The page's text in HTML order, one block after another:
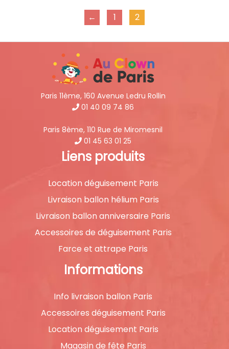
← 1 2
Paris 11ème, 160 Avenue Ledru Rollin
01 40 09 74 86
Paris 8ème, 110 Rue de Miromesnil
01 45 63 01 25
Liens produits
Location déguisement Paris
Livraison ballon hélium Paris
Livraison ballon anniversaire Paris
Accessoires de déguisement Paris
Farce et attrape Paris
Informations
Info livraison ballon Paris
Accessoires déguisement Paris
Location déguisement Paris
Magasin de fête Paris